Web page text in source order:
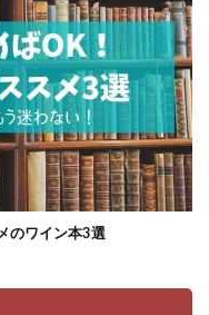
のワイン本3選